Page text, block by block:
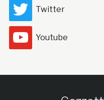
Twitter
Youtube